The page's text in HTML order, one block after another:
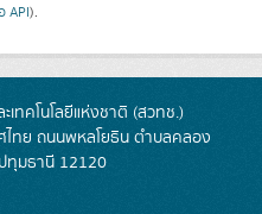
API).
ทคโนโลยีแห่งชาติ (สวทช.)
ไทย ถนนพหลโยธิน ตำบลคลอง
ทุมธานี 12120